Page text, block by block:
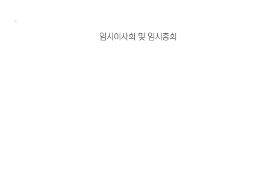
임시이사회 및 임시총회